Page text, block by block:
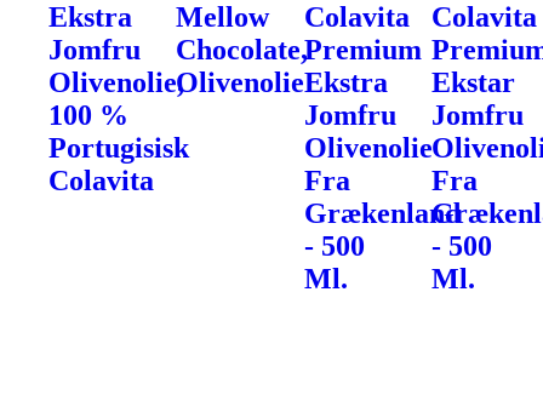
Ekstra
Jomfru
Olivenolie,
100 %
Portugisisk
Colavita
Mellow
Chocolate,
Olivenolie
Colavita
Premium
Ekstra
Jomfru
Olivenolie
Fra
Grækenland
- 500
Ml.
Colavita
Ekstar
Jomfru
Fra
- 500
Ml.